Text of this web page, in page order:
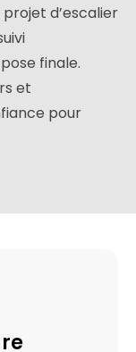
d’escalier
finale.
et
pour